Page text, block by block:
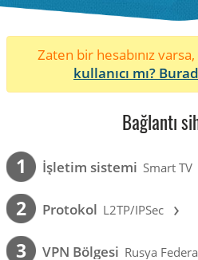
Zaten bir hesabınız
kullanıcı mı?
Bağlantı
1 İşletim sistemi Smart TV
2 Protokol L2TP/IPSec ›
3 VPN Bölgesi Rusya